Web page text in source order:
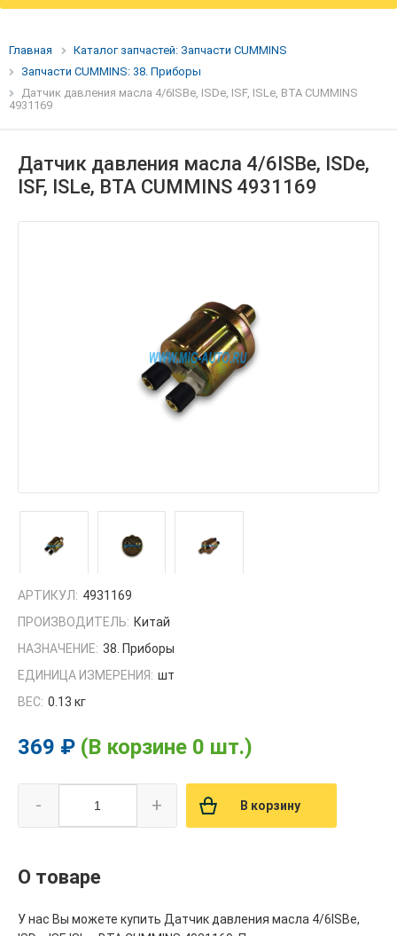
Главная
Каталог запчастей: Запчасти CUMMINS
Запчасти CUMMINS: 38. Приборы
Датчик давления масла 4/6ISBe, ISDe, ISF, ISLe, BTA CUMMINS
4931169
Датчик давления масла 4/6ISBe, ISDe,
ISF, ISLe, BTA CUMMINS 4931169
АРТИКУЛ: 4931169
ПРОИЗВОДИТЕЛЬ: Китай
НАЗНАЧЕНИЕ: 38. Приборы
ЕДИНИЦА ИЗМЕРЕНИЯ: шт
ВЕС: 0.13 кг
369 ₽ (В корзине 0 шт.)
- + В корзину
О товаре
У нас Вы можете купить Датчик давления масла 4/6ISBe,